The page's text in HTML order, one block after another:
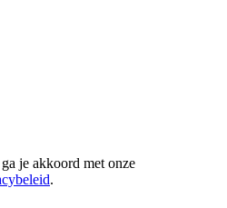
je akkoord met onze
.